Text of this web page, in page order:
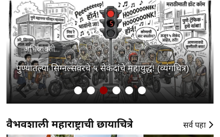
अभिव्यक्ती
लोकशाहीचा समतोल (व्यंगचित्र)
वैभवशाली महाराष्ट्राची छायाचित्रे सर्व पहा